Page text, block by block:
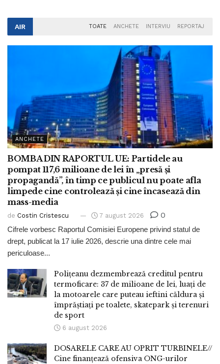
AIR TOATE ANCHETE INTERVIU REPORTAJ
ANCHETE
BOMBA DIN RAPORTUL UE: Partidele au
pompat 117,6 milioane de lei în „presă și
propagandă”, în timp ce publicul nu poate afla
limpede cine controlează și cine încasează din
mass-media
de Costin Cristescu 7 august 2026 0
Cifrele vorbesc Raportul Comisiei Europene privind statul de
drept, publicat la 17 iulie 2026, descrie una dintre cele mai
periculoase...
Polițeanu dezmembrează creditul pentru
termoficare: 37 de milioane de lei, luați de
la motoarele care puteau ieftini căldura și
împrăștiați pe toalete, skatepark și terenuri
de sport
6 august 2026
DOSARELE CARE AU OPRIT TURBINELE//
Cine finanțează ofensiva ONG-urilor